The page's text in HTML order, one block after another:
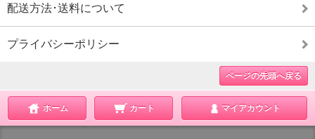
配送方法･送料について
プライバシーポリシー
ページの先頭へ戻る
ホーム カート マイアカウント